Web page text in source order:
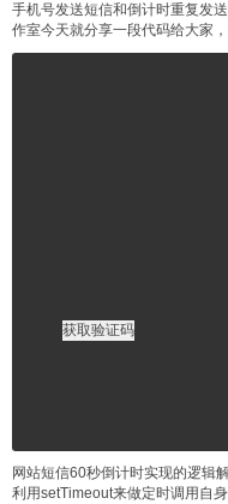
手机号发送短信和倒计时重复发
作室今天就分享一段代码给大家
获取验证码
网站短信60秒倒计时实现的逻辑
利用setTimeout来做定时调用自